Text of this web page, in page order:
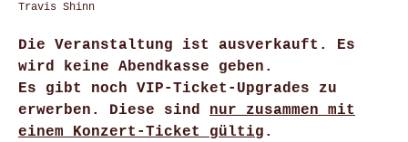
Travis Shinn
Die Veranstaltung ist ausverkauft. Es
wird keine Abendkasse geben.
Es gibt noch VIP-Ticket-Upgrades zu
erwerben. Diese sind nur zusammen mit
einem Konzert-Ticket gültig .